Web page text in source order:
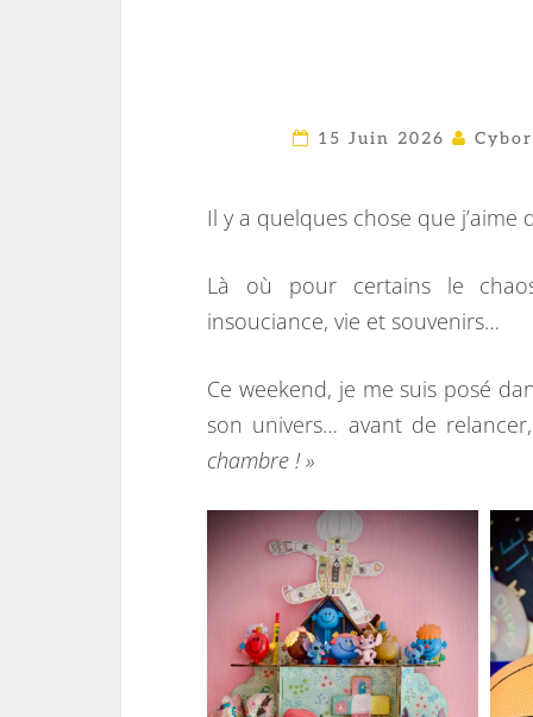
15 Juin 2026
Il y a quelques chose que
Là où pour certains le
insouciance, vie et souvenirs…
Ce weekend, je me suis posé
son univers… avant de
chambre ! »